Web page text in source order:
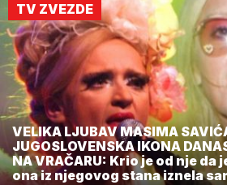
TV ZVEZDE
VELIKA LJUBAV MASIMA
JUGOSLOVENSKA IKONA
NA VRAČARU: Krio je od nje da
ona iz njegovog stana iznela